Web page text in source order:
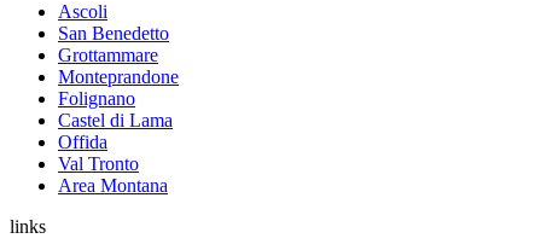
Ascoli
San Benedetto
Grottammare
Monteprandone
Folignano
Castel di Lama
Offida
Val Tronto
Area Montana
links